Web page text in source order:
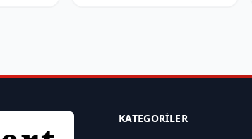
KATEGORILER